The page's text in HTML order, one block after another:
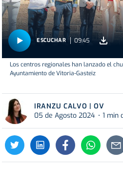
ESCUCHAR 09:45
Los centros regionales han lanzado el
Ayuntamiento de Vitoria-Gasteiz
IRANZU CALVO | OV
05 de Agosto 2024
1 min